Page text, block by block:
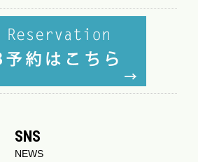
SNS
NEWS